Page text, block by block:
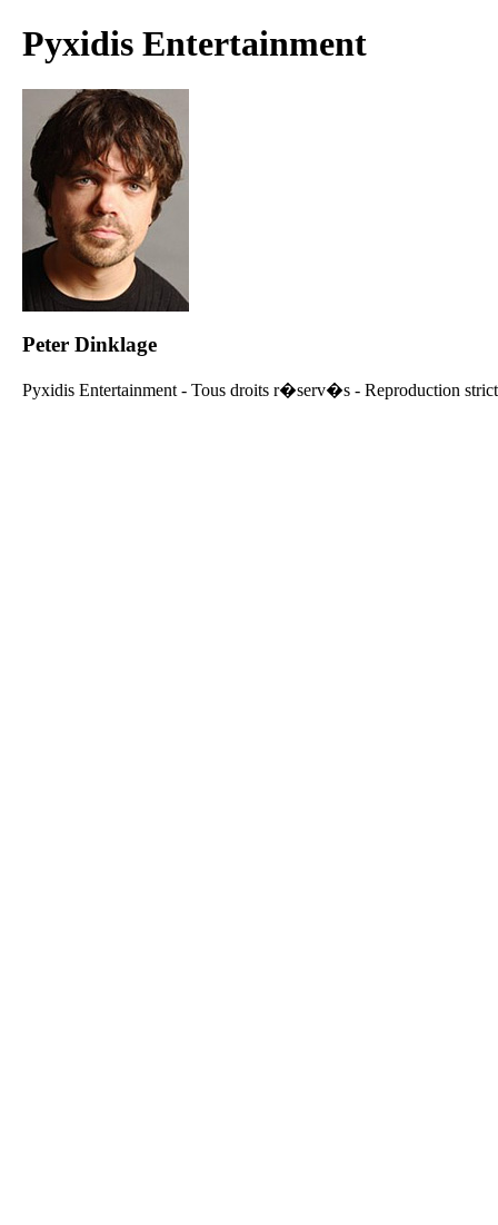
Pyxidis Entertainment
Peter Dinklage
Pyxidis Entertainment - Tous droits r�serv�s - Reproduction